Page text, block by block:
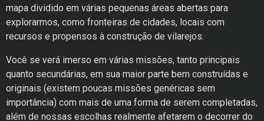
mapa dividido em várias pequenas áreas abertas para
explorarmos, como fronteiras de cidades, locais com
recursos e propensos à construção de vilarejos.
Você se verá imerso em várias missões, tanto principais
quanto secundárias, em sua maior parte bem construídas e
originais (existem poucas missões genéricas sem
importância) com mais de uma forma de serem completadas,
além de nossas escolhas realmente afetarem o decorrer do